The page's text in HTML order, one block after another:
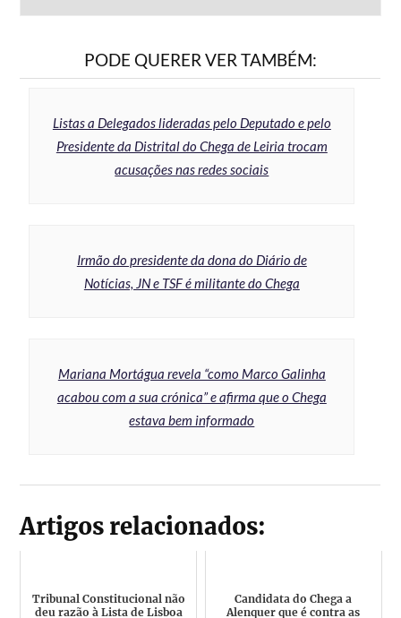
PODE QUERER VER TAMBÉM:
Listas a Delegados lideradas pelo Deputado e pelo
Presidente da Distrital do Chega de Leiria trocam
acusações nas redes sociais
Irmão do presidente da dona do Diário de
Notícias, JN e TSF é militante do Chega
Mariana Mortágua revela “como Marco Galinha
acabou com a sua crónica” e afirma que o Chega
estava bem informado
Artigos relacionados:
Tribunal Constitucional não
deu razão à Lista de Lisboa
Candidata do Chega a
Alenquer que é contra as